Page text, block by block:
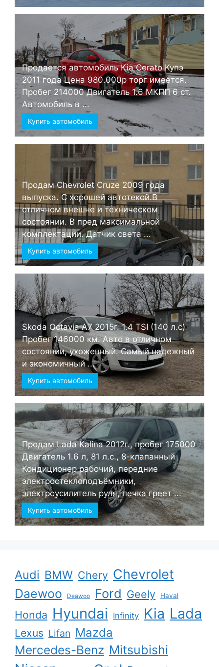
Продается автомобиль Kia Cerato Купэ
2011 года Цена 980.000р торг имеется.
Пробег 214000 Двигатель 1.6 МКПП 6 ст.
Автомобиль в ...
Купить автомобиль
Продам Chevrolet Cruze 2009 года
выпуска. С хорошей автотекой.В
отличном внешне и техническом
состоянии. В пред максимальной
комплектации. Датчик света ...
Купить автомобиль
Skoda Octavia А7 2015г. 1.4 TSI (140 л.с)
Пробег 146000 км. Авто в отличном
состоянии, ухоженный. Самый надежный
и экономичный ...
Купить автомобиль
Продам Lada Kalina 2012г., пробег 175000
Двигатель 1.6 л, 81 л.с., 8-клапанный
Кондиционер рабочий, передние
электростеклоподъёмники,
электроусилитель руля, печка греет ...
Купить автомобиль
Audi BMW Chery Chevrolet
Daewoo Deawoo Ford Geely Haval
Honda Hyundai Infinity Kia Lada
Lexus Lifan Mazda
Mercedes-Benz Mitsubishi